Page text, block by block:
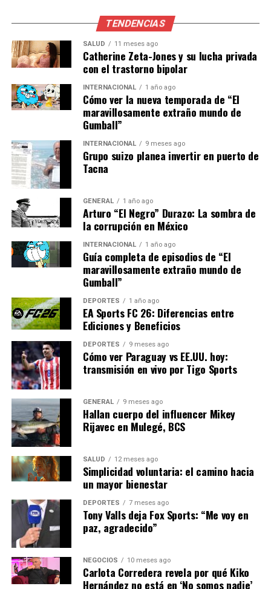
bajos ingresos y la reducción de impuestos sobre la
Además, se están explorando soluciones a largo plazo,
como la inversión en energías renovables para reducir la
dependencia de las importaciones. Sin embargo, estas
medidas requieren tiempo para implementarse y
generar resultados tangibles.
Perspectivas Futuras
Mirando hacia el futuro, la situación económica de
España dependerá en gran medida de la evolución de los
precios de la energía y la efectividad de las políticas
gubernamentales. Los expertos advierten que, aunque
las medidas actuales son un paso en la dirección
correcta, es crucial que se mantenga un enfoque
proactivo para evitar una crisis económica más
En conclusión, el aumento del costo de vida en España
representa un desafío significativo que requiere una
respuesta coordinada de todos los sectores de la
sociedad. Con un enfoque estratégico y colaborativo,
España puede superar estos obstáculos y asegurar un
futuro económico más estable para sus ciudadanos.
NOTICIAS RELACIONADAS:
SIGUIENTE
Aumento de la Inflación en España: Impactos y
Perspectivas
ANTERIOR
La Innovación Tecnológica Revoluciona la Educación en
América Latina
Nuestro equipo editorial no solo informa las noticias: las vive.
TENDENCIAS
SALUD 11 meses ago
Catherine Zeta-Jones y su lucha privada
con el trastorno bipolar
INTERNACIONAL 1 año ago
Cómo ver la nueva temporada de “El
maravillosamente extraño mundo de
Gumball”
INTERNACIONAL 9 meses ago
Grupo suizo planea invertir en puerto de
Tacna
GENERAL 1 año ago
Arturo “El Negro” Durazo: La sombra de
la corrupción en México
INTERNACIONAL 1 año ago
Guía completa de episodios de “El
maravillosamente extraño mundo de
Gumball”
DEPORTES 1 año ago
EA Sports FC 26: Diferencias entre
Ediciones y Beneficios
DEPORTES 9 meses ago
Cómo ver Paraguay vs EE.UU. hoy:
transmisión en vivo por Tigo Sports
GENERAL 9 meses ago
Hallan cuerpo del influencer Mikey
Rijavec en Mulegé, BCS
SALUD 12 meses ago
Simplicidad voluntaria: el camino hacia
un mayor bienestar
DEPORTES 7 meses ago
Tony Valls deja Fox Sports: “Me voy en
paz, agradecido”
NEGOCIOS 10 meses ago
Carlota Corredera revela por qué Kiko
Hernández no está en ‘No somos nadie’